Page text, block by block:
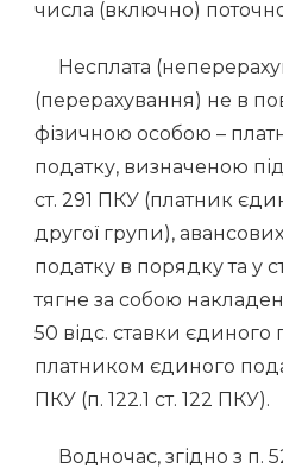
числа (включно)
Несплата
(перерахування) не в
фізичною особою –
податку, визначеною
ст. 291 ПКУ (платник
другої групи),
податку в порядку та у
тягне за собою
50 відс. ставки єдиного
платником єдиного
ПКУ (п. 122.1 ст. 122 ПКУ).
Водночас, згідно з п.